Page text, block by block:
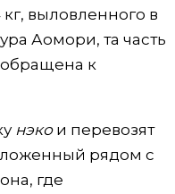
кг, выловленного в
Аомори, та часть
обращена к
нэкои перевозят
рядом с
где